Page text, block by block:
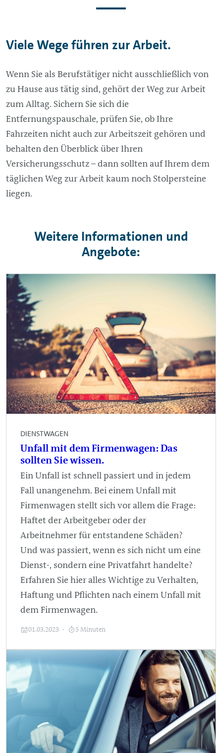
Viele Wege führen zur Arbeit.
Wenn Sie als Berufstätiger nicht ausschließlich von
zu Hause aus tätig sind, gehört der Weg zur Arbeit
zum Alltag. Sichern Sie sich die
Entfernungspauschale, prüfen Sie, ob Ihre
Fahrzeiten nicht auch zur Arbeitszeit gehören und
behalten den Überblick über Ihren
Versicherungsschutz – dann sollten auf Ihrem dem
täglichen Weg zur Arbeit kaum noch Stolpersteine
liegen.
Weitere Informationen und
Angebote:
DIENSTWAGEN
Unfall mit dem Firmenwagen: Das
sollten Sie wissen.
Ein Unfall ist schnell passiert und in jedem
Fall unangenehm. Bei einem Unfall mit
Firmenwagen stellt sich vor allem die Frage:
Haftet der Arbeitgeber oder der
Arbeitnehmer für entstandene Schäden?
Und was passiert, wenn es sich nicht um eine
Dienst-, sondern eine Privatfahrt handelte?
Erfahren Sie hier alles Wichtige zu Verhalten,
Haftung und Pflichten nach einem Unfall mit
dem Firmenwagen.
01.03.2023 5 Minuten